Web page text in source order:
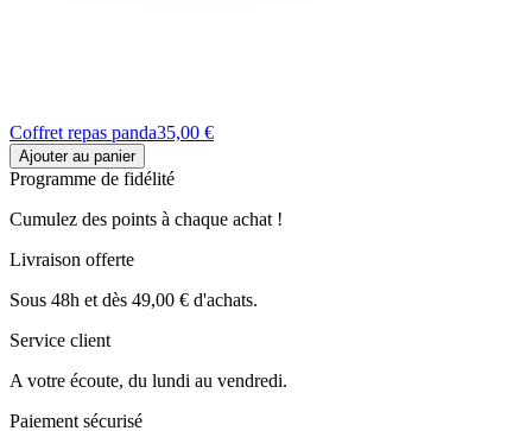
Coffret repas panda35,00 €
Ajouter au panier
Programme de fidélité
Cumulez des points à chaque achat !
Livraison offerte
Sous 48h et dès 49,00 € d'achats.
Service client
A votre écoute, du lundi au vendredi.
Paiement sécurisé